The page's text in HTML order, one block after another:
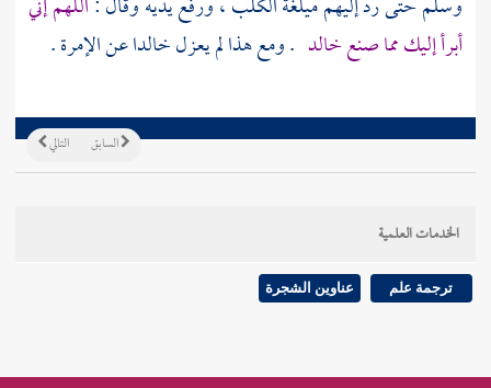
أبرأ إليك مما صنعخالد . ومع هذا لم يعزلخالداعن الإمرة .
التالي السابق
الخدمات العلمية
ترجمة علم عناوين الشجرة